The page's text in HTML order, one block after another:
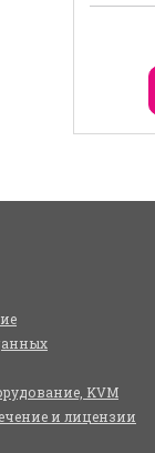
KVM
и лицензии